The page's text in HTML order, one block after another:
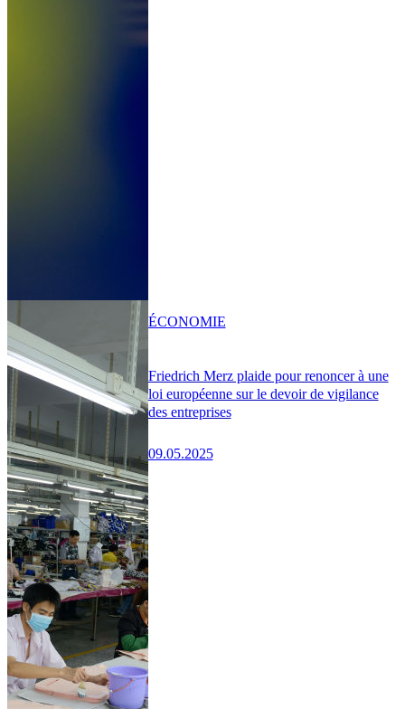
Friedrich Merz plaide pour renoncer à une
loi européenne sur le devoir de vigilance
des entreprises
09.05.2025
ÉCONOMIE